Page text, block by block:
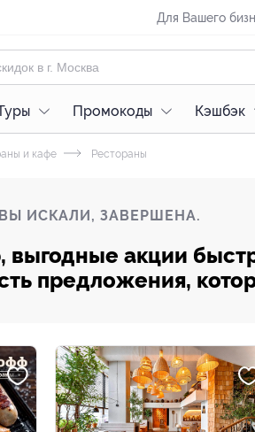
Для Вашего
Промокоды Кэшбэк
и кафе Рестораны
ИСКАЛИ, ЗАВЕРШЕНА.
акции
предложения,